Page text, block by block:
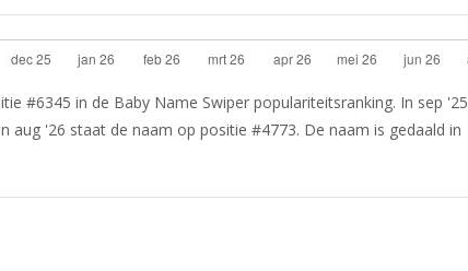
#6345 in de Baby Name Swiper populariteitsranking. In sep '25
aug '26 staat de naam op positie #4773. De naam is gedaald in